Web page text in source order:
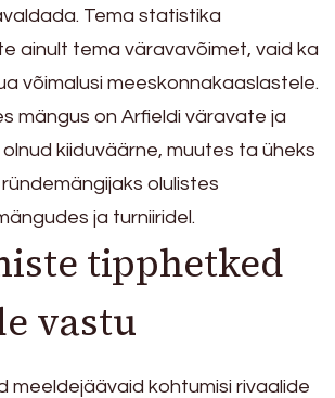
Tema statistika
ainult tema väravavõimet, vaid ka
võimalusi meeskonnakaaslastele.
mängus on Arfieldi väravate ja
kiiduväärne, muutes ta üheks
olulistes
ja turniiridel.
tipphetked
vastu
meeldejäävaid kohtumisi rivaalide